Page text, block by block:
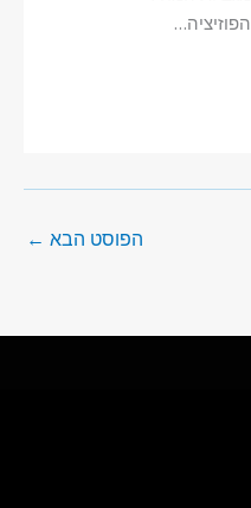
הפוזיציה…
הפוסט הבא ←